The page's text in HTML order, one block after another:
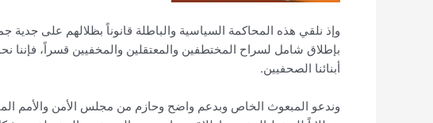
وإذ نلقي هذه المحاكمة السياسية والباطلة قانوناً بظلالهم على
بإطلاق شامل لسراح المختطفين والمعتقلين والمخفيين قسراً، فإننا
أبنائنا الصحفيين.
وندعو المبعوث الخاص وبدعم واضح وحازم من مجلس الأمن والأمم